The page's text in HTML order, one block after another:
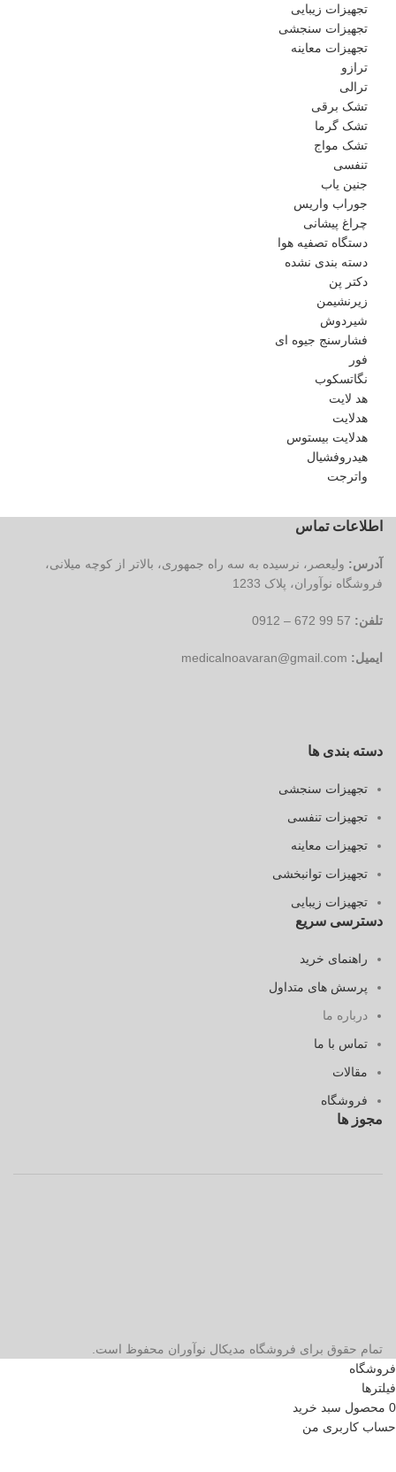
تجهیزات زیبایی
تجهیزات سنجشی
تجهیزات معاینه
ترازو
ترالی
تشک برقی
تشک گرما
تشک مواج
تنفسی
جنین یاب
جوراب واریس
چراغ پیشانی
دستگاه تصفیه هوا
دسته بندی نشده
دکتر پن
زیرنشیمن
شیردوش
فشارسنج جیوه ای
فور
نگاتسکوب
هد لایت
هدلایت
هدلایت بیستوس
هیدروفشیال
واترجت
اطلاعات تماس
آدرس: ولیعصر، نرسیده به سه راه جمهوری، بالاتر از کوچه میلانی،
فروشگاه نوآوران، پلاک 1233
تلفن: 57 99 672 – 0912
ایمیل:
دسته بندی ها
تجهیزات سنجشی
تجهیزات تنفسی
تجهیزات معاینه
تجهیزات توانبخشی
تجهیزات زیبایی
دسترسی سریع
راهنمای خرید
پرسش های متداول
درباره ما
تماس با ما
مقالات
فروشگاه
مجوز ها
تمام حقوق برای فروشگاه مدیکال نوآوران محفوظ است.
فروشگاه
فیلترها
0 محصول سبد خرید
حساب کاربری من